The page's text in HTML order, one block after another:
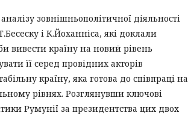
зовнішньополітичної діяльності
і К.Йоханніса, які доклали
вивести країну на новий рівень
її серед провідних акторів
країну, яка готова до співпраці на
рівнях. Розглянувши ключові
Румунії за президентства цих двох